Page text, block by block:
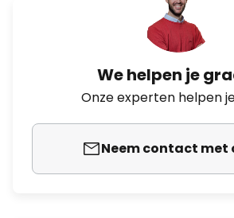
We helpen je
Onze experten helpen
Neem contact met